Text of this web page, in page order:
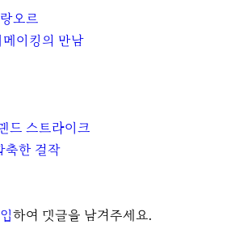
오르
이킹의 만남
드 스트라이크
축한 걸작
하여 댓글을 남겨주세요.